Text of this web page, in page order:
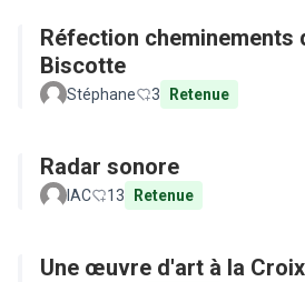
Réfection cheminements
Biscotte
Stéphane 3 Retenue
Radar sonore
IAC 13 Retenue
Une œuvre d'art à la